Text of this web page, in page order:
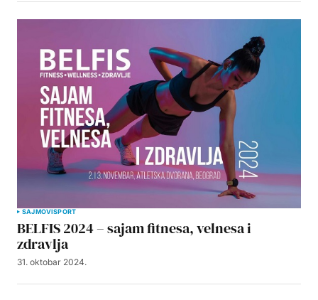
SAJMOVISPORT
BELFIS 2024 – sajam fitnesa, velnesa i
zdravlja
31. oktobar 2024.